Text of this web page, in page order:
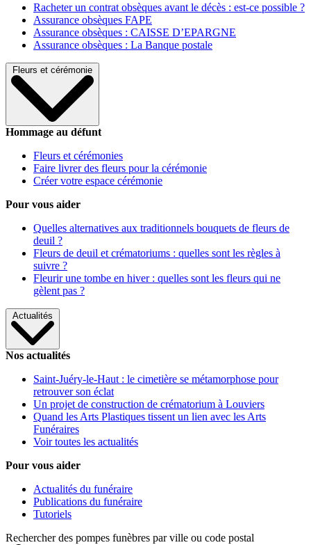
Racheter un contrat obsèques avant le décès : est-ce possible ?
Assurance obsèques FAPE
Assurance obsèques : CAISSE D’EPARGNE
Assurance obsèques : La Banque postale
Fleurs et cérémonie
Hommage au défunt
Fleurs et cérémonies
Faire livrer des fleurs pour la cérémonie
Créer votre espace cérémonie
Pour vous aider
Quelles alternatives aux traditionnels bouquets de fleurs de
deuil ?
Fleurs de deuil et crématoriums : quelles sont les règles à
suivre ?
Fleurir une tombe en hiver : quelles sont les fleurs qui ne
gèlent pas ?
Actualités
Nos actualités
Saint-Juéry-le-Haut : le cimetière se métamorphose pour
retrouver son éclat
Un projet de construction de crématorium à Louviers
Quand les Arts Plastiques tissent un lien avec les Arts
Funéraires
Voir toutes les actualités
Pour vous aider
Actualités du funéraire
Publications du funéraire
Tutoriels
Rechercher des pompes funèbres par ville ou code postal